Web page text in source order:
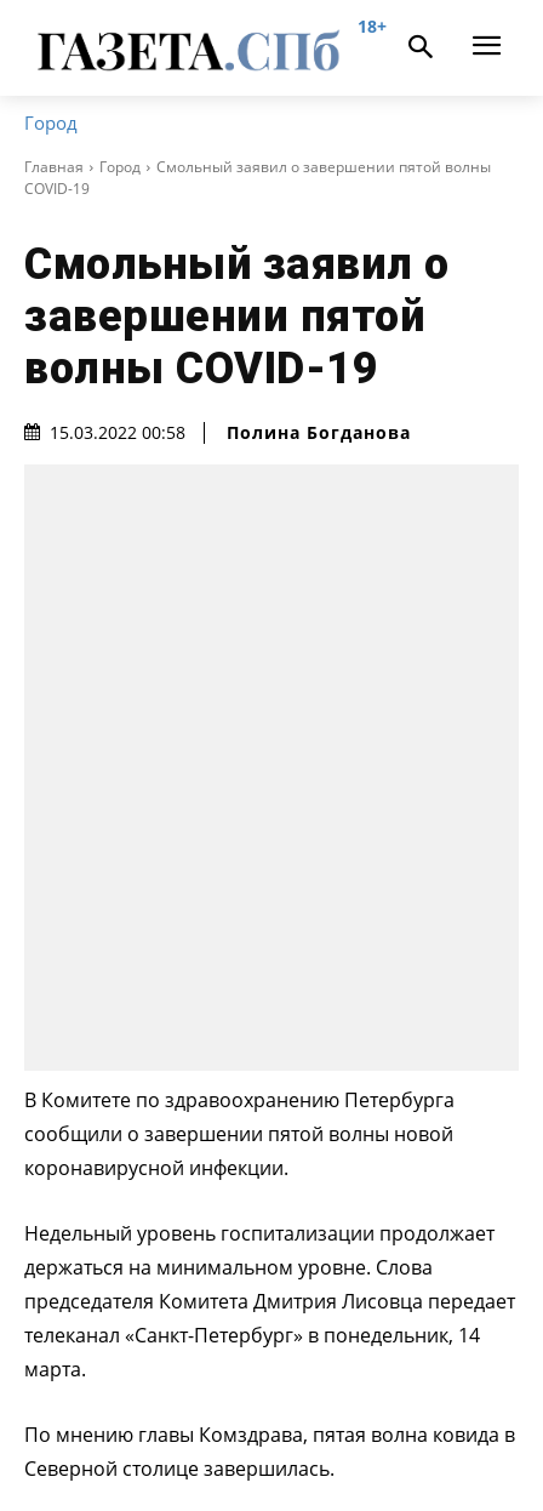
18+
Город
Главная Город
Смольный заявил о завершении пятой волны
COVID-19
Смольный заявил о
завершении пятой
волны COVID-19
15.03.2022 00:58 Полина Богданова
В Комитете по здравоохранению Петербурга
сообщили о завершении пятой волны новой
коронавирусной инфекции.
Недельный уровень госпитализации продолжает
держаться на минимальном уровне. Слова
председателя Комитета Дмитрия Лисовца передает
телеканал «Санкт-Петербург» в понедельник, 14
марта.
По мнению главы Комздрава, пятая волна ковида в
Северной столице завершилась.